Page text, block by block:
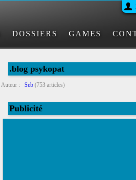
DOSSIERS GAMES
.blog psykopat
Auteur : Seb (753 articles)
Publicité